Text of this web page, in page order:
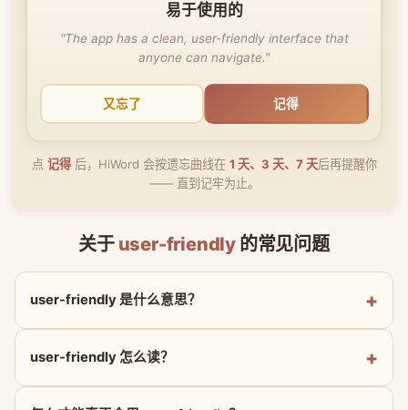
易于使用的
"The app has a clean, user-friendly interface that
anyone can navigate."
又忘了 记得
点 记得后，HiWord 会按遗忘曲线在 1 天、3 天、7 天后再提醒你
—— 直到记牢为止。
关于 user-friendly 的常见问题
user-friendly 是什么意思？
user-friendly 怎么读？